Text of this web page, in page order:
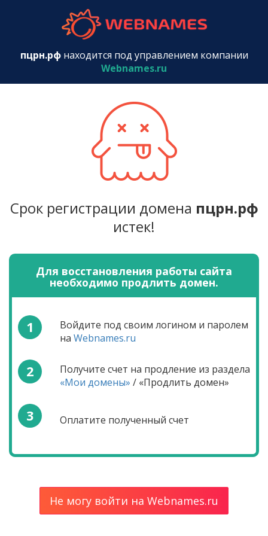
пцрн.рфнаходится под управлением компании
Webnames.ru
Срок регистрации домена пцрн.рф
истек!
Для восстановления работы сайта
необходимо продлить домен.
1
Войдите под своим логином и паролем
на Webnames.ru
2
Получите счет на продление из раздела
«Мои домены» / «Продлить домен»
3 Оплатите полученный счет
Не могу войти на Webnames.ru